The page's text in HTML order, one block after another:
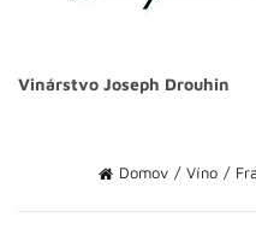
Vinárstvo Joseph Drouhin
Domov Víno